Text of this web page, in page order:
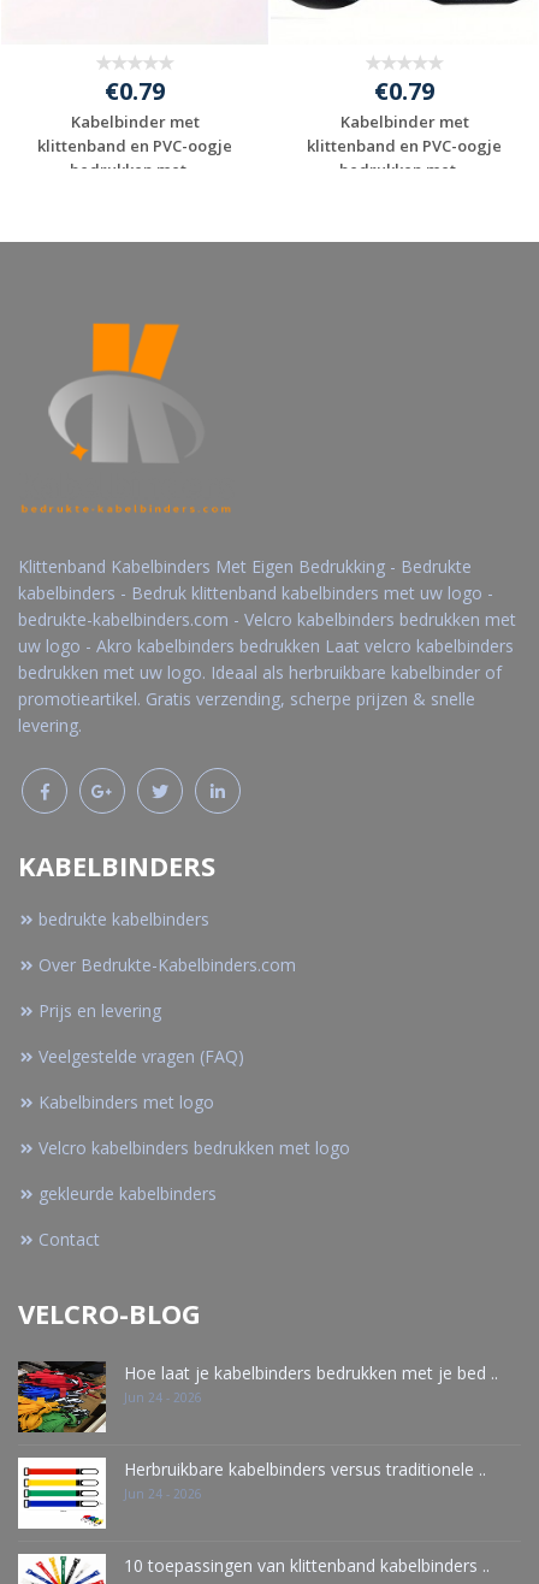
€0.79
Kabelbinder met
klittenband en PVC-oogje
bedrukken met ...
€0.79
Kabelbinder met
klittenband en PVC-oogje
bedrukken met ...
Klittenband Kabelbinders Met Eigen Bedrukking - Bedrukte
kabelbinders - Bedruk klittenband kabelbinders met uw logo -
bedrukte-kabelbinders.com - Velcro kabelbinders bedrukken met
uw logo - Akro kabelbinders bedrukken Laat velcro kabelbinders
bedrukken met uw logo. Ideaal als herbruikbare kabelbinder of
promotieartikel. Gratis verzending, scherpe prijzen & snelle
levering.
KABELBINDERS
bedrukte kabelbinders
Over Bedrukte-Kabelbinders.com
Prijs en levering
Veelgestelde vragen (FAQ)
Kabelbinders met logo
Velcro kabelbinders bedrukken met logo
gekleurde kabelbinders
Contact
VELCRO-BLOG
Hoe laat je kabelbinders bedrukken met je bed ..
Jun 24 - 2026
Herbruikbare kabelbinders versus traditionele ..
Jun 24 - 2026
10 toepassingen van klittenband kabelbinders ..